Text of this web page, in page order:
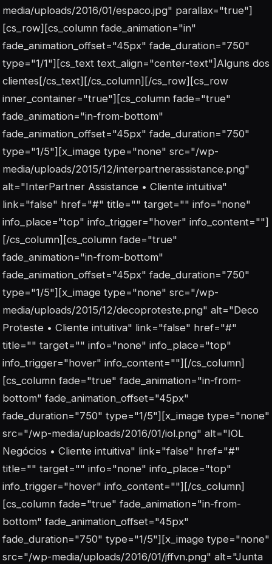
media/uploads/2016/01/espaco.jpg" parallax="true"]
[cs_row][cs_column fade_animation="in"
fade_animation_offset="45px" fade_duration="750"
type="1/1"][cs_text text_align="center-text"]Alguns dos
clientes[/cs_text][/cs_column][/cs_row][cs_row
inner_container="true"][cs_column fade="true"
fade_animation="in-from-bottom"
fade_animation_offset="45px" fade_duration="750"
type="1/5"][x_image type="none" src="/wp-
media/uploads/2015/12/interpartnerassistance.png"
alt="InterPartner Assistance • Cliente intuitiva"
link="false" href="#" title="" target="" info="none"
info_place="top" info_trigger="hover" info_content=""]
[/cs_column][cs_column fade="true"
fade_animation="in-from-bottom"
fade_animation_offset="45px" fade_duration="750"
type="1/5"][x_image type="none" src="/wp-
media/uploads/2015/12/decoproteste.png" alt="Deco
Proteste • Cliente intuitiva" link="false" href="#"
title="" target="" info="none" info_place="top"
info_trigger="hover" info_content=""][/cs_column]
[cs_column fade="true" fade_animation="in-from-
bottom" fade_animation_offset="45px"
fade_duration="750" type="1/5"][x_image type="none"
src="/wp-media/uploads/2016/01/iol.png" alt="IOL
Negócios • Cliente intuitiva" link="false" href="#"
title="" target="" info="none" info_place="top"
info_trigger="hover" info_content=""][/cs_column]
[cs_column fade="true" fade_animation="in-from-
bottom" fade_animation_offset="45px"
fade_duration="750" type="1/5"][x_image type="none"
src="/wp-media/uploads/2016/01/jffvn.png" alt="Junta